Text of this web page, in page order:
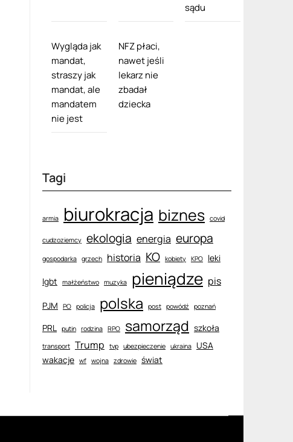
sądu
Wygląda jak
mandat,
straszy jak
mandat, ale
mandatem
nie jest
NFZ płaci,
nawet jeśli
lekarz nie
zbadał
dziecka
Tagi
armia biurokracja biznes covid
cudzoziemcy ekologia energia europa
gospodarka grzech historia KO kobiety KPO leki
lgbt małżeństwo muzyka pieniądze pis
PJM PO policja polska post powódź poznań
PRL putin rodzina RPO samorząd szkoła
transport Trump tvp ubezpieczenie ukraina
USA
wakacje wf wojna zdrowie świat